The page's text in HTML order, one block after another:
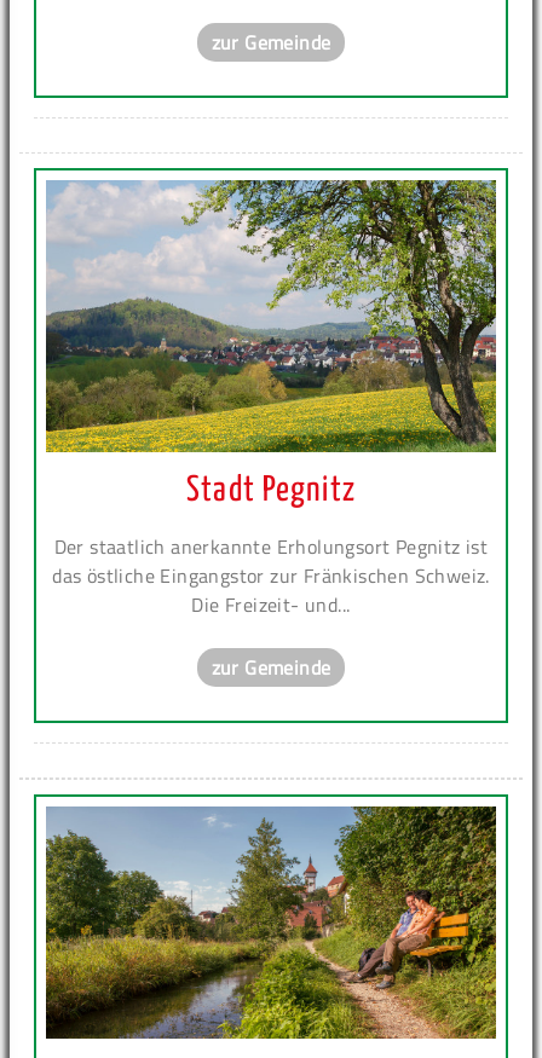
zur Gemeinde
Stadt Pegnitz
Der staatlich anerkannte Erholungsort Pegnitz ist
das östliche Eingangstor zur Fränkischen Schweiz.
Die Freizeit- und...
zur Gemeinde